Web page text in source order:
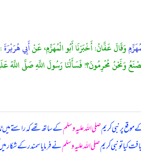
وَقَالَ عَفَّانُ: أَخْبَرَنَا أَبُو الْمُهَزِّمِ، عَنْأَبِي هُرَيْرَةَ
وَنَحْنُ مُحْرِمُونَ؟! فَسَأَلْنَا رَسُولَ اللَّهِ صَلَّى اللَّهُ
پر نبی کریمصلی اللہ علیہ وسلمکے ساتھ تھے کہ راستے
کیا تو نبی کریمصلی اللہ علیہ وسلمنے فرمایا سمندر کے شکار